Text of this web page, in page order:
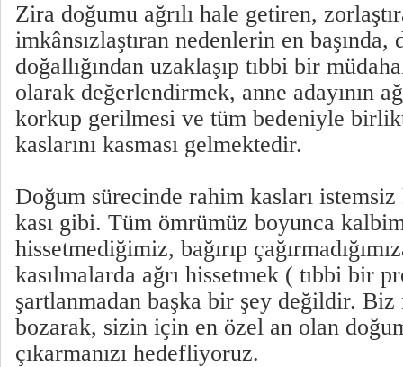
Zira doğumu ağrılı hale getiren,
imkânsızlaştıran nedenlerin en başında,
doğallığından uzaklaşıp tıbbi bir
olarak değerlendirmek, anne adayının
korkup gerilmesi ve tüm bedeniyle
kaslarını kasması gelmektedir.
Doğum sürecinde rahim kasları istemsiz
kası gibi. Tüm ömrümüz boyunca
hissetmediğimiz, bağırıp
kasılmalarda ağrı hissetmek ( tıbbi bir
şartlanmadan başka bir şey değildir. Biz
bozarak, sizin için en özel an olan
çıkarmanızı hedefliyoruz.